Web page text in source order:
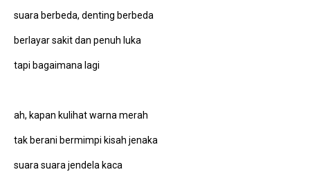
suara berbeda, denting berbeda
berlayar sakit dan penuh luka
tapi bagaimana lagi
ah, kapan kulihat warna merah
tak berani bermimpi kisah jenaka
suara suara jendela kaca